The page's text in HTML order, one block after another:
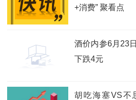
+消费” 聚看点
酒价内参6月23
下跌4元
胡吃海塞VS不